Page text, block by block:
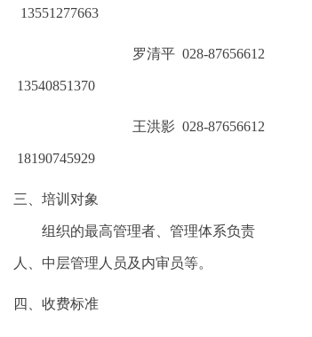
13551277663
罗清平 028-87656612
13540851370
王洪影 028-87656612
18190745929
三、培训对象
组织的最高管理者、管理体系负责
人、中层管理人员及内审员等。
四、收费标准